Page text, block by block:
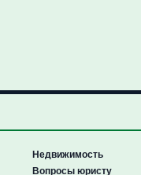
Недвижимость
Вопросы юристу